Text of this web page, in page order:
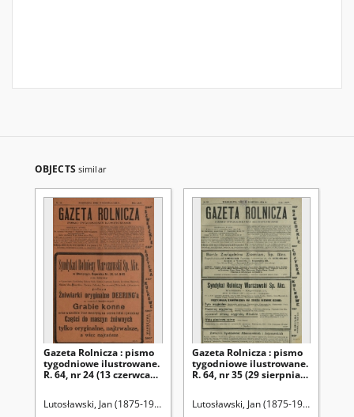
OBJECTS similar
Gazeta Rolnicza : pismo
tygodniowe ilustrowane.
R. 64, nr 24 (13 czerwca
Lutosławski, Jan (1875-1950). Red.
Gazeta Rolnicza : pismo
tygodniowe ilustrowane.
R. 64, nr 35 (29 sierpnia
Lutosławski, Jan (1875-1950). Red.